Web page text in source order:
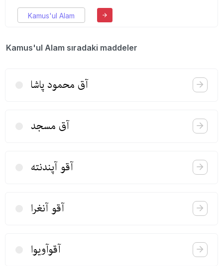
Kamus'ul Alam
Kamus'ul Alam sıradaki maddeler
آق محمود پاشا
آق مسجد
آقو آپندنته
آقو آنغرا
آقوآویوا